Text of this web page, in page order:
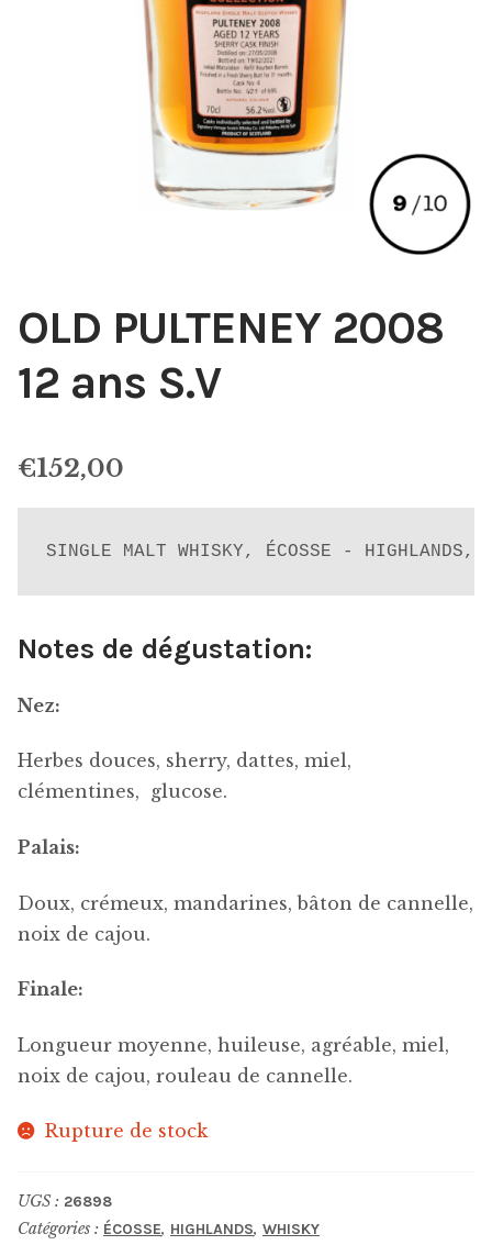
OLD PULTENEY 2008
12 ans S.V
€152,00
SINGLE MALT WHISKY, ÉCOSSE -
Notes de dégustation:
Nez:
Herbes douces, sherry, dattes, miel,
clémentines, glucose.
Palais:
Doux, crémeux, mandarines, bâton de cannelle,
noix de cajou.
Finale:
Longueur moyenne, huileuse, agréable, miel,
noix de cajou, rouleau de cannelle.
Rupture de stock
UGS : 26898
Catégories : ÉCOSSE, HIGHLANDS, WHISKY